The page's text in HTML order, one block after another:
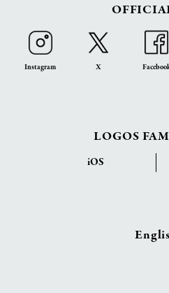
Instagram X
LOGOS
iOS